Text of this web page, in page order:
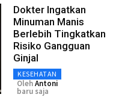
Dokter Ingatkan
Minuman Manis
Berlebih Tingkatkan
Risiko Gangguan
Ginjal
KESEHATAN
OlehAntoni
baru saja